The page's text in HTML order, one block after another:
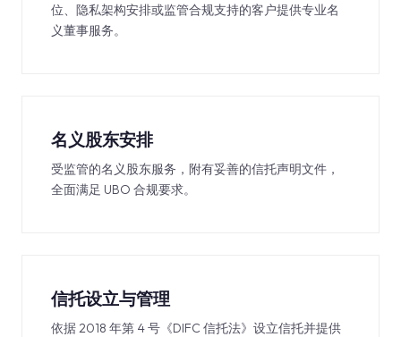
位、隐私架构安排或监管合规支持的客户提供专业名
义董事服务。
名义股东安排
受监管的名义股东服务，附有妥善的信托声明文件，
全面满足 UBO 合规要求。
信托设立与管理
依据 2018 年第 4 号《DIFC 信托法》设立信托并提供